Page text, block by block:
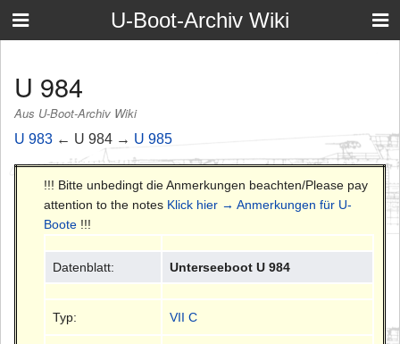
U-Boot-Archiv Wiki
U 984
Aus U-Boot-Archiv Wiki
U 983 ← U 984 → U 985
!!! Bitte unbedingt die Anmerkungen beachten/Please pay
attention to the notes Klick hier → Anmerkungen für U-
Boote !!!
Datenblatt: Unterseeboot U 984
Typ: VII C